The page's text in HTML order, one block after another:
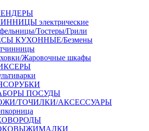
электрические
Тостеры/Грили
КУХОННЫЕ/Безмены
Жаровочные шкафы
ПОСУДЫ
ТОЧИЛКИ/АКСЕССУАРЫ